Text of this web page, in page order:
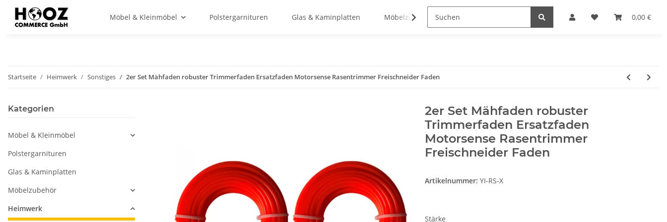
0,00 €
Möbel & Kleinmöbel Polstergarnituren Glas & Kaminplatten Möbelzubehör Haushaltswaren
Startseite Heimwerk Sonstiges 2er Set Mähfaden robuster Trimmerfaden Ersatzfaden Motorsense Rasentrimmer Freischneider Faden
2er Set Mähfaden robuster
Trimmerfaden Ersatzfaden
Motorsense Rasentrimmer
Freischneider Faden
Artikelnummer: YI-RS-X
Stärke
Kategorien
Möbel & Kleinmöbel
Polstergarnituren
Glas & Kaminplatten
Möbelzubehör
Heimwerk